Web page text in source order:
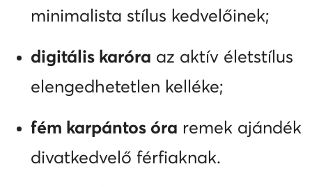
minimalista stílus kedvelőinek;
digitális karóra az aktív életstílus
elengedhetetlen kelléke;
fém karpántos óra remek ajándék
divatkedvelő férfiaknak.